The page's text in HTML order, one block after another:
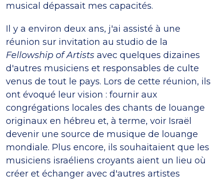
musical dépassait mes capacités.
Il y a environ deux ans, j'ai assisté à une
réunion sur invitation au studio de la
Fellowship of Artists avec quelques dizaines
d'autres musiciens et responsables de culte
venus de tout le pays. Lors de cette réunion, ils
ont évoqué leur vision : fournir aux
congrégations locales des chants de louange
originaux en hébreu et, à terme, voir Israël
devenir une source de musique de louange
mondiale. Plus encore, ils souhaitaient que les
musiciens israéliens croyants aient un lieu où
créer et échanger avec d'autres artistes